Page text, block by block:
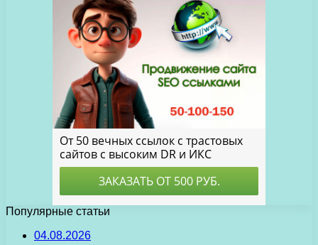
Популярные статьи
04.08.2026